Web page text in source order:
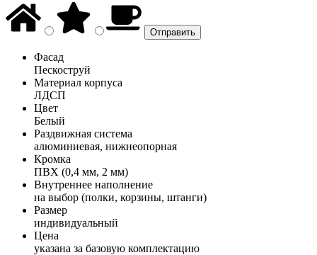
Фасад
Пескоструй
Материал корпуса
ЛДСП
Цвет
Белый
Раздвижная система
алюминиевая, нижнеопорная
Кромка
ПВХ (0,4 мм, 2 мм)
Внутреннее наполнение
на выбор (полки, корзины, штанги)
Размер
индивидуальный
Цена
указана за базовую комплектацию